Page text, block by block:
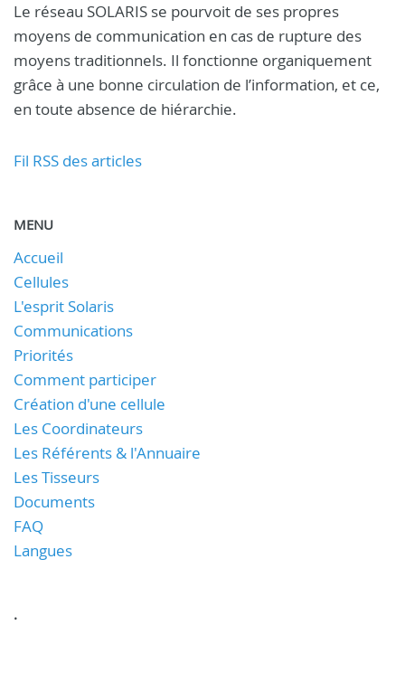
Le réseau SOLARIS se pourvoit de ses propres
moyens de communication en cas de rupture des
moyens traditionnels. Il fonctionne organiquement
grâce à une bonne circulation de l’information, et ce,
en toute absence de hiérarchie.
Fil RSS des articles
MENU
Accueil
Cellules
L'esprit Solaris
Communications
Priorités
Comment participer
Création d'une cellule
Les Coordinateurs
Les Référents & l'Annuaire
Les Tisseurs
Documents
FAQ
Langues
.